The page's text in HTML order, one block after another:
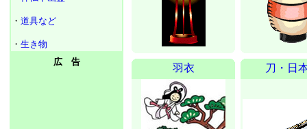
・ 道具など
・ 生き物
広 告
羽衣 刀・日